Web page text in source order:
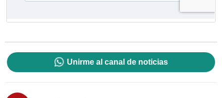
Unirme al canal de noticias